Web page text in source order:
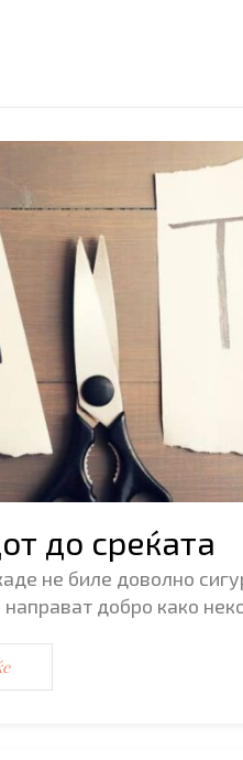
до среќата
не биле доволно
добро како